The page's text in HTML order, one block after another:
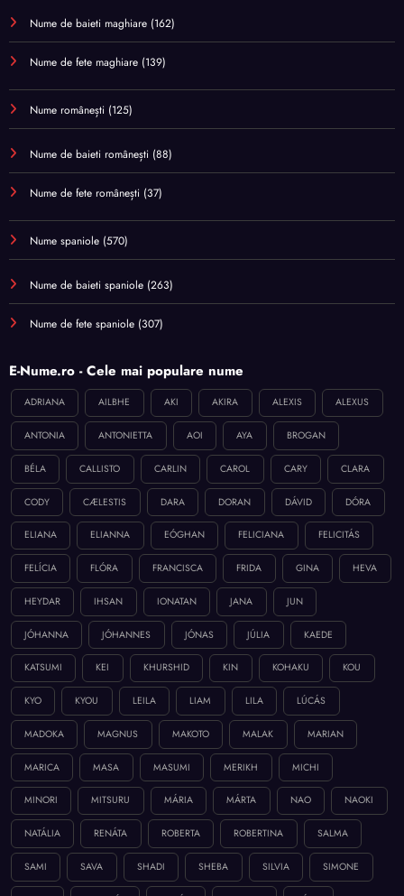
Nume de baieti maghiare (162)
Nume de fete maghiare (139)
Nume românești (125)
Nume de baieti românești (88)
Nume de fete românești (37)
Nume spaniole (570)
Nume de baieti spaniole (263)
Nume de fete spaniole (307)
E-Nume.ro - Cele mai populare nume
ADRIANA AILBHE AKI AKIRA ALEXIS ALEXUS
ANTONIA ANTONIETTA AOI AYA BROGAN
BÉLA CALLISTO CARLIN CAROL CARY CLARA
CODY CÆLESTIS DARA DORAN DÁVID DÓRA
ELIANA ELIANNA EÓGHAN FELICIANA FELICITÁS
FELÍCIA FLÓRA FRANCISCA FRIDA GINA HEVA
HEYDAR IHSAN IONATAN JANA JUN
JÓHANNA JÓHANNES JÓNAS JÚLIA KAEDE
KATSUMI KEI KHURSHID KIN KOHAKU KOU
KYO KYOU LEILA LIAM LILA LÚCÁS
MADOKA MAGNUS MAKOTO MALAK MARIAN
MARICA MASA MASUMI MERIKH MICHI
MINORI MITSURU MÁRIA MÁRTA NAO NAOKI
NATÁLIA RENÁTA ROBERTA ROBERTINA SALMA
SAMI SAVA SHADI SHEBA SILVIA SIMONE